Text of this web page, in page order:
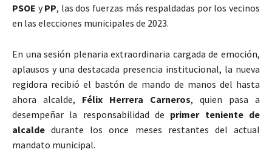
PSOE yPP, las dos fuerzas más respaldadas por los vecinos
en las elecciones municipales de 2023.
En una sesión plenaria extraordinaria cargada de emoción,
aplausos y una destacada presencia institucional, la nueva
regidora recibió el bastón de mando de manos del hasta
ahora alcalde, Félix Herrera Carneros, quien pasa a
desempeñar la responsabilidad de primer teniente de
alcalde durante los once meses restantes del actual
mandato municipal.